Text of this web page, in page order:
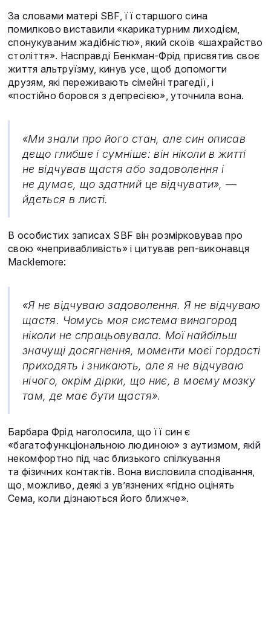
За словами матері SBF, її старшого сина
помилково виставили «карикатурним лиходієм,
спонукуваним жадібністю», який скоїв «шахрайство
століття». Насправді Бенкман-Фрід присвятив своє
життя альтруїзму, кинув усе, щоб допомогти
друзям, які переживають сімейні трагедії, і
«постійно боровся з депресією», уточнила вона.
«Ми знали про його стан, але син описав
дещо глибше і сумніше: він ніколи в житті
не відчував щастя або задоволення і
не думає, що здатний це відчувати», —
йдеться в листі.
В особистих записах SBF він розмірковував про
свою «непривабливість» і цитував реп-виконавця
Macklemore:
«Я не відчуваю задоволення. Я не відчуваю
щастя. Чомусь моя система винагород
ніколи не спрацьовувала. Мої найбільш
значущі досягнення, моменти моєї гордості
приходять і зникають, але я не відчуваю
нічого, окрім дірки, що ниє, в моєму мозку
там, де має бути щастя».
Барбара Фрід наголосила, що її син є
«багатофункціональною людиною» з аутизмом, якій
некомфортно під час близького спілкування
та фізичних контактів. Вона висловила сподівання,
що, можливо, деякі з ув’язнених «гідно оцінять
Сема, коли дізнаються його ближче».